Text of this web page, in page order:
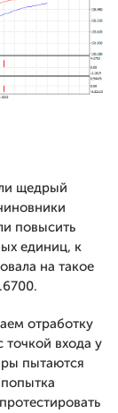
щедрый
повысить
единиц, к
на такое
отработку
точкой входа у
пытаются